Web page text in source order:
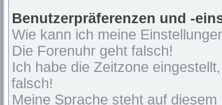
Benutzerpräferenzen und -
Wie kann ich meine
Die Forenuhr geht falsch!
Ich habe die Zeitzone
falsch!
Meine Sprache steht auf